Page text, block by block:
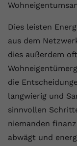
Dies leisten
aus dem
dies außerdem
die
langwierig und
sinnvollen
niemanden
abwägt und
Anbieter